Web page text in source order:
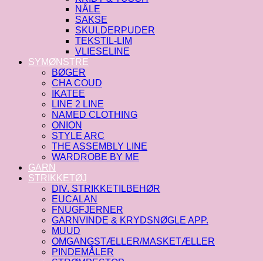
NÅLE
SAKSE
SKULDERPUDER
TEKSTIL-LIM
VLIESELINE
SYMØNSTRE
BØGER
CHA COUD
IKATEE
LINE 2 LINE
NAMED CLOTHING
ONION
STYLE ARC
THE ASSEMBLY LINE
WARDROBE BY ME
GARN
STRIKKETØJ
DIV. STRIKKETILBEHØR
EUCALAN
FNUGFJERNER
GARNVINDE & KRYDSNØGLE APP.
MUUD
OMGANGSTÆLLER/MASKETÆLLER
PINDEMÅLER